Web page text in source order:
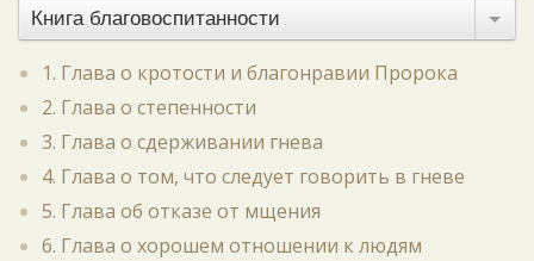
Книга благовоспитанности
1. Глава о кротости и благонравии Пророка
2. Глава о степенности
3. Глава о сдерживании гнева
4. Глава о том, что следует говорить в гневе
5. Глава об отказе от мщения
6. Глава о хорошем отношении к людям